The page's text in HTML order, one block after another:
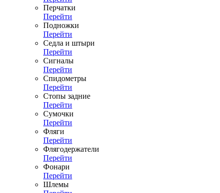
Перчатки
Перейти
Подножки
Перейти
Седла и штыри
Перейти
Сигналы
Перейти
Спидометры
Перейти
Стопы задние
Перейти
Сумочки
Перейти
Фляги
Перейти
Флягодержатели
Перейти
Фонари
Перейти
Шлемы